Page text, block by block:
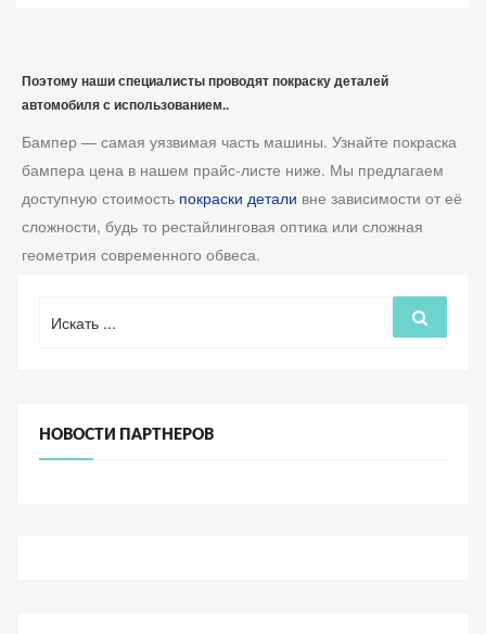
Поэтому наши специалисты проводят покраску деталей
автомобиля с использованием..
Бампер — самая уязвимая часть машины. Узнайте покраска
бампера цена в нашем прайс-листе ниже. Мы предлагаем
доступную стоимость покраски детали вне зависимости от её
сложности, будь то рестайлинговая оптика или сложная
геометрия современного обвеса.
для:
Поиск
НОВОСТИ ПАРТНЕРОВ